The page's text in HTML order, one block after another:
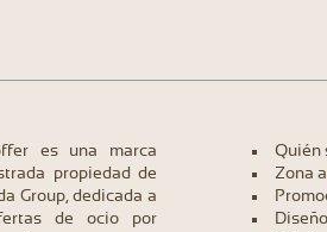
es una marca
propiedad de
Group, dedicada a
de ocio por
Quién
Zona